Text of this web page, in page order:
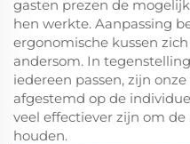
gasten prezen de
hen werkte. Aanpassing
ergonomische kussen
andersom. In
iedereen passen, zijn
afgestemd op de
veel effectiever zijn om
houden.